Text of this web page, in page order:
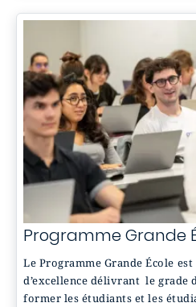
Programme Grande
Le Programme Grande École
d’excellence délivrant le grade
former les étudiants et les